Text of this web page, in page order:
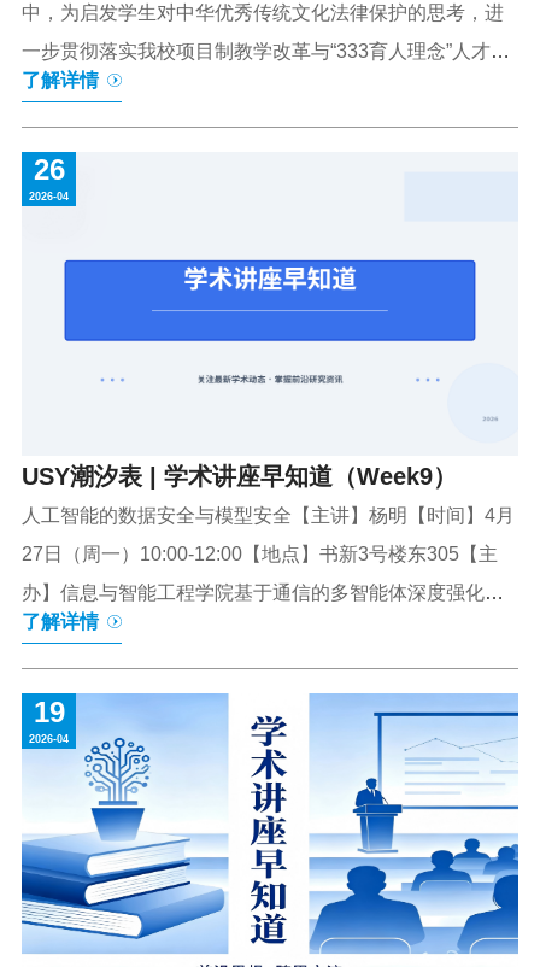
中，为启发学生对中华优秀传统文化法律保护的思考，进
一步贯彻落实我校项目制教学改革与“333育人理念”人才培
养，知识产权信息服务中心邀请社会治理学院代旭辉老师
开展的《非物质文化遗产的知识产权保护》主题讲座顺利
举行。讲座伊始，代旭辉老师系统介绍了我国非遗保护整
体情况，结合昆曲等经典非遗项目，用史料与亲身见闻，
师生直观感受非遗魅力。在核心分享环节，代老师紧扣海
了解详情
26
2026-04
USY潮汐表 | 学术讲座早知道（Week9）
人工智能的数据安全与模型安全【主讲】杨明【时间】4月
27日（周一）10:00-12:00【地点】书新3号楼东305【主
办】信息与智能工程学院基于通信的多智能体深度强化学
习算法【主讲】郭大波【时间】4月27日（周一）8:00-
9:40【地点】书新3号楼东305【主办】信息与智能工程学
院未来工作离不开智能体【主讲】杨琳【时间】4月27日
（周一）14:00-15:00【地点】书新5号楼东203【主办】信
息与智能工程学院半导体器件电子学的发展与应用【主
讲】赵迎【时间】4月27日（周一）16:00-17:00【地点】
书新6号楼B104【主办】新能源与智能网联汽车学院发明
专利授权量是否会影响创业板指数【主讲】皮永华【时
间】4月28日（周二）15:00-16:00【地点】书新4号楼西
了解详情
19
2026-04